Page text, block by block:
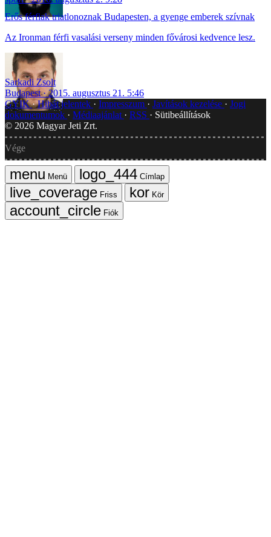
Erős férfiak triatlonoznak Budapesten, a gyenge emberek szívnak
Az Ironman férfi vasalási verseny minden fővárosi kedvence lesz.
Sarkadi Zsolt
Budapest
2015. augusztus 21. 5:46
GYIK Hibát jelentek Impresszum Javítások kezelése
Jogi
dokumentumok
Médiaajánlat RSS
Sütibeállítások
© 2026 Magyar Jeti Zrt.
Vége
Menü
Címlap
Friss
Kör
Fiók